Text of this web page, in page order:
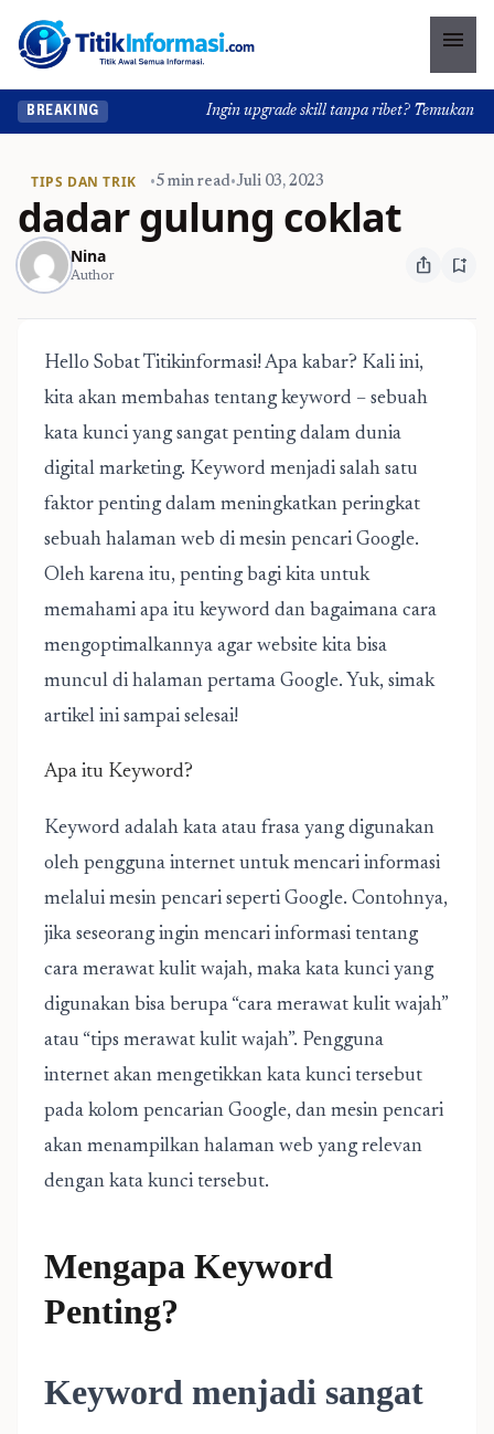
menu
BREAKING Ingin upgrade skill tanpa ribet? Temukan kelas
TIPS DAN TRIK •5 min read•Juli 03, 2023
dadar gulung coklat
Nina
Author ios_share bookmark_add
Hello Sobat Titikinformasi! Apa kabar? Kali ini,
kita akan membahas tentang keyword – sebuah
kata kunci yang sangat penting dalam dunia
digital marketing. Keyword menjadi salah satu
faktor penting dalam meningkatkan peringkat
sebuah halaman web di mesin pencari Google.
Oleh karena itu, penting bagi kita untuk
memahami apa itu keyword dan bagaimana cara
mengoptimalkannya agar website kita bisa
muncul di halaman pertama Google. Yuk, simak
artikel ini sampai selesai!
Apa itu Keyword?
Keyword adalah kata atau frasa yang digunakan
oleh pengguna internet untuk mencari informasi
melalui mesin pencari seperti Google. Contohnya,
jika seseorang ingin mencari informasi tentang
cara merawat kulit wajah, maka kata kunci yang
digunakan bisa berupa “cara merawat kulit wajah”
atau “tips merawat kulit wajah”. Pengguna
internet akan mengetikkan kata kunci tersebut
pada kolom pencarian Google, dan mesin pencari
akan menampilkan halaman web yang relevan
dengan kata kunci tersebut.
Mengapa Keyword
Penting?
Keyword menjadi sangat